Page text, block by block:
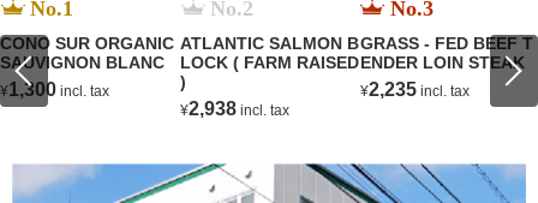
No.1
CONO SUR ORGANIC
SAUVIGNON BLANC
¥1,300 incl. tax
No.2
ATLANTIC SALMON B
LOCK ( FARM RAISED
)
¥2,938 incl. tax
No.3
GRASS - FED BEEF T
ENDER LOIN STEAK
¥2,235 incl. tax